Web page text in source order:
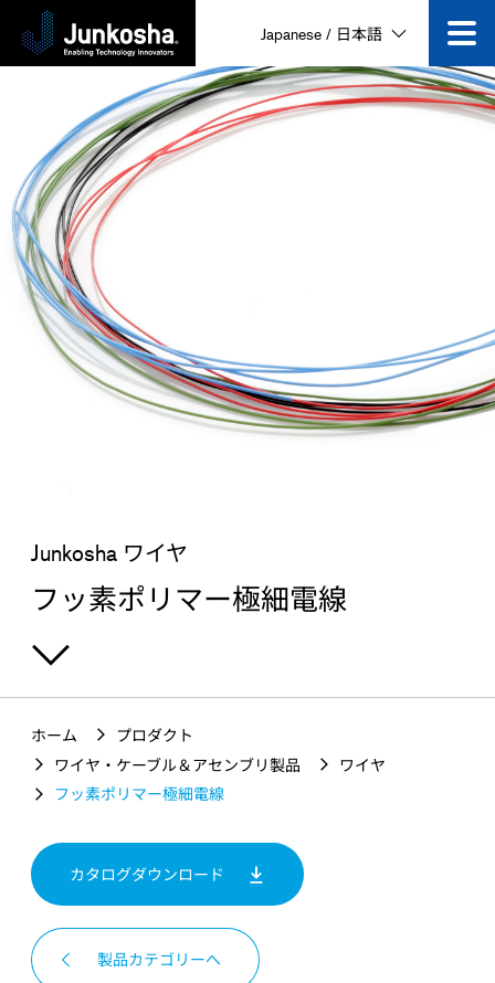
技術
製品
企業情報
ニュース&イベント
採用情報
興味のある製品を探す
Japanese / 日本語
Junkosha ワイヤ
フッ素ポリマー極細電線
ホーム
プロダクト
ワイヤ・ケーブル＆アセンブリ製品
ワイヤ
フッ素ポリマー極細電線
カタログダウンロード
製品カテゴリーへ